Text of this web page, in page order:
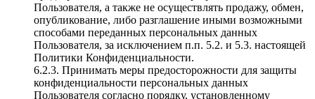
Пользователя, а также не осуществлять продажу, обмен,
опубликование, либо разглашение иными возможными
способами переданных персональных данных
Пользователя, за исключением п.п. 5.2. и 5.3. настоящей
Политики Конфиденциальности.
6.2.3. Принимать меры предосторожности для защиты
конфиденциальности персональных данных
Пользователя согласно порядку, установленному